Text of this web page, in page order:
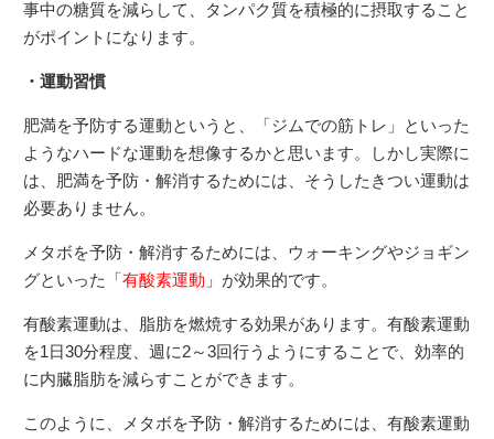
事中の糖質を減らして、タンパク質を積極的に摂取すること
がポイントになります。
・運動習慣
肥満を予防する運動というと、「ジムでの筋トレ」といった
ようなハードな運動を想像するかと思います。しかし実際に
は、肥満を予防・解消するためには、そうしたきつい運動は
必要ありません。
メタボを予防・解消するためには、ウォーキングやジョギン
グといった「有酸素運動 」が効果的です。
有酸素運動は、脂肪を燃焼する効果があります。有酸素運動
を1日30分程度、週に2～3回行うようにすることで、効率的
に内臓脂肪を減らすことができます。
このように、メタボを予防・解消するためには、有酸素運動